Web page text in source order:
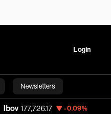
Login
Newsletters
Opinião Vídeos
177,726.17 -0.09% Petrobras